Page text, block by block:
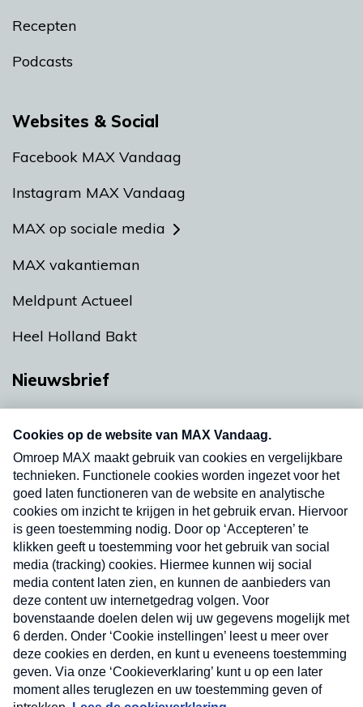
Recepten
Podcasts
Websites & Social
Facebook MAX Vandaag
Instagram MAX Vandaag
MAX op sociale media
MAX vakantieman
Meldpunt Actueel
Heel Holland Bakt
Nieuwsbrief
nieuwsbrief. Elke vrijdag- en dinsdagochtend in
uw mailbox.
Verzend
Nieuwsbrief
Neem hier een gratis abonnement op onze
nieuwsbrief. Elke vrijdag- en dinsdagochtend in uw